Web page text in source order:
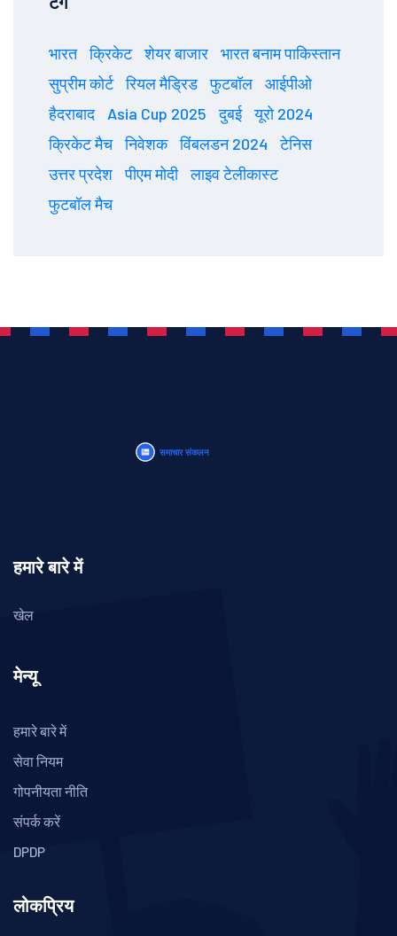
भारत क्रिकेट शेयर बाजार
भारत बनाम पाकिस्तान
सुप्रीम कोर्ट
रियल मैड्रिड फुटबॉल
आईपीओ
हैदराबाद
Asia Cup 2025 दुबई
यूरो 2024
क्रिकेट मैच
निवेशक विंबलडन 2024
टेनिस
उत्तर प्रदेश
पीएम मोदी
लाइव टेलीकास्ट
फुटबॉल मैच
हमारे बारे में
खेल
मेन्यू
हमारे बारे में
सेवा नियम
गोपनीयता नीति
संपर्क करें
DPDP
लोकप्रिय